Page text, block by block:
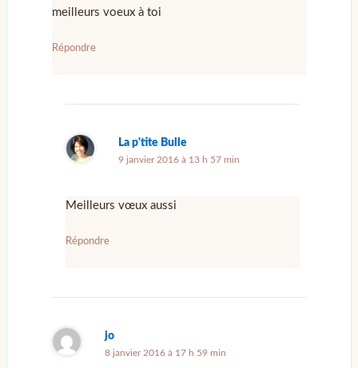
meilleurs voeux à toi
Répondre
La p'tite Bulle
9 janvier 2016 à 13 h 57 min
Meilleurs vœux aussi
Répondre
jo
8 janvier 2016 à 17 h 59 min